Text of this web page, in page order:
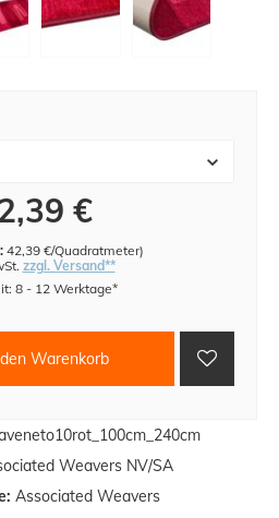
Weavers NV/SA
Associated Weavers
€
42,39 €/Quadratmeter)
zzgl. Versand**
8 - 12 Werktage*
Warenkorb